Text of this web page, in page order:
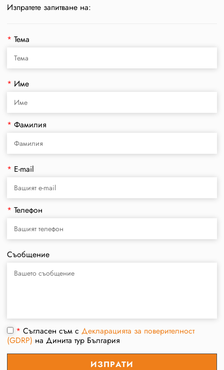
Изпратете запитване на:
* Тема
* Име
* Фамилия
* E-mail
* Телефон
Съобщение
*Съгласен съм сДекларацията за поверителност
(GDRP) на Динита тур България